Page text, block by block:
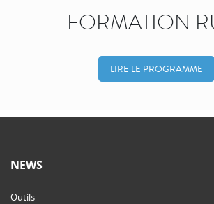
FORMATION
LIRE LE PROGRAMME
NEWS
Outils